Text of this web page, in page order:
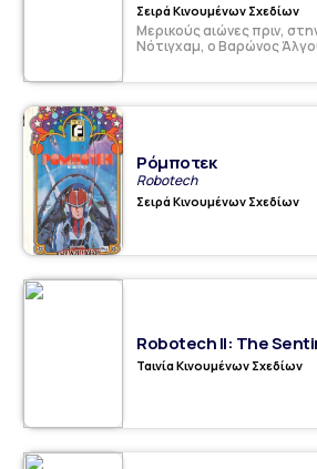
Σειρά Κινουμένων Σχεδίων
Μερικούς αιώνες πριν,
Νότιγχαμ, ο Βαρώνος
Ρόμποτεκ
Robotech
Σειρά Κινουμένων Σχεδίων
Robotech II: The
Ταινία Κινουμένων Σχεδίων